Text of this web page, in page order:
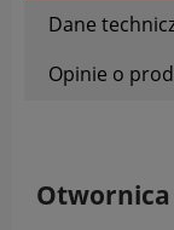
Dane
Opinie o
Otwornica